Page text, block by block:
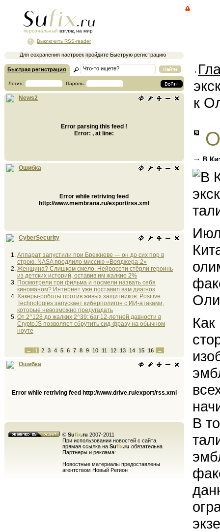
персональный взгляд на мир
Для сохранения настроек пройдите Быструю регистрацию
Выключить RSS-reader
Быстрая регистрация
Логин: Пароль:
News2
Error parsing this feed !
Error: , at line:
Ошибка
Error while retriving feed
http://www.membrana.ru/export/rss.xml
CyberSecurity
Аппарат запустили при Брежневе — он до сих пор в
строю. NASA продлило миссию «Вояджера-2»
Женщина? Слишком смело. Нейросети стёрли героинь
из детских историй, оставив им жалкие 2%
Посмотрели три фильма и посмели назвать себя
киноманом? Интернет уже поставил вам диагноз
Хакеры-роботы против живых защитников: Positive
Technologies запускает киберполигон с ИИ-атаками,
которые невозможно предугадать
От 2^128 до жалких 2^39: баг 12-летней давности в
CryptoJS позволяет сбрутить сид-фразу на обычном
ноуте
← 1 2 3 4 5 6 7 8 9 10 11 12 13 14 15 16 →
Ошибка
Error while retriving feed http://www.drive.ru/export/rss.xml
© Sufix.ru 2007-2011
При использовании новостей с сайта,
прямая ссылка на Sufix.ru обязательна
Партнеры и реклама:
Новостные материалы предоставлены
агентством Новый Регион
к
В
Как
В